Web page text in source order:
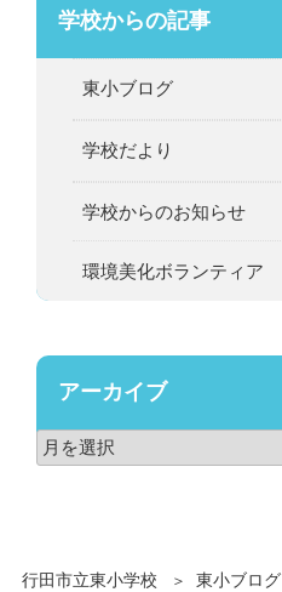
行田市立東小学校 東小ブログ
学校からの記事
東小ブログ
学校だより
学校からのお知らせ
環境美化ボランティア
アーカイブ